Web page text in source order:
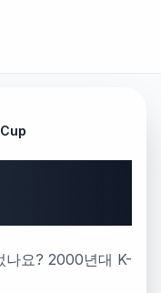
나요? 2000년대 K-